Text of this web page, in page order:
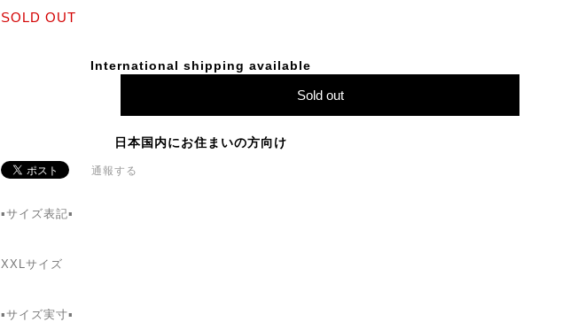
SOLD OUT
International shipping available
Sold out
日本国内にお住まいの方向け
通報する
▪️サイズ表記▪
XXLサイズ
▪️サイズ実寸▪️